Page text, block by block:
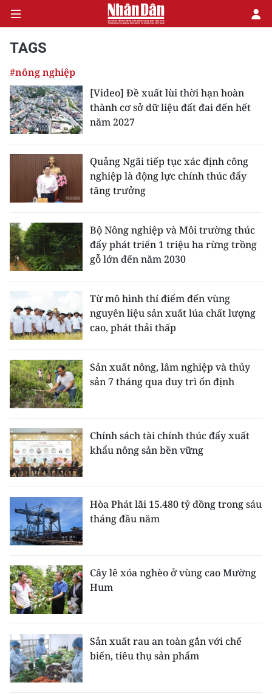
CHÍNH TRỊ
KINH TẾ
XÃ HỘI
PHÁP LUẬT
DU LỊCH
THẾ GIỚI
GIÁO DỤC
KHOA HỌC - CÔNG NGHỆ
MÔI TRƯỜNG
BẠN ĐỌC
KIỂM CHỨNG THÔNG TIN
54 DÂN TỘC VIỆT NAM
CHƯƠNG TRÌNH OCOP - MỖI XÃ
MỘT SẢN PHẨM
RADIO
MEDIA CENTER
E-Magazine
Video
TAGS
#nông nghiệp
[Video] Đề xuất lùi thời hạn hoàn
thành cơ sở dữ liệu đất đai đến hết
năm 2027
Quảng Ngãi tiếp tục xác định công
nghiệp là động lực chính thúc đẩy
tăng trưởng
Bộ Nông nghiệp và Môi trường thúc
đẩy phát triển 1 triệu ha rừng trồng
gỗ lớn đến năm 2030
Từ mô hình thí điểm đến vùng
nguyên liệu sản xuất lúa chất lượng
cao, phát thải thấp
Sản xuất nông, lâm nghiệp và thủy
sản 7 tháng qua duy trì ổn định
Chính sách tài chính thúc đẩy xuất
khẩu nông sản bền vững
Hòa Phát lãi 15.480 tỷ đồng trong sáu
tháng đầu năm
Cây lê xóa nghèo ở vùng cao Mường
Hum
Sản xuất rau an toàn gắn với chế
biến, tiêu thụ sản phẩm